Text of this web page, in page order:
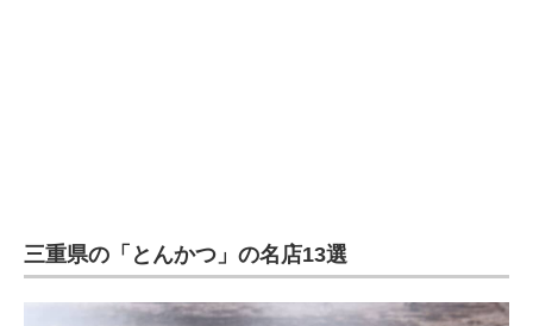
三重県の「とんかつ」の名店13選